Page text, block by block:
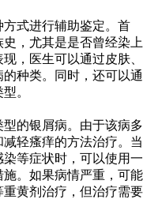
式进行辅助鉴定。首
，尤其是是否曾经染上
，医生可以通过皮肤、
种类。同时，还可以通
。
的银屑病。由于该病多
轻瘙痒的方法治疗。当
等症状时，可以使用一
。如果病情严重，可能
黄剂治疗，但治疗需要